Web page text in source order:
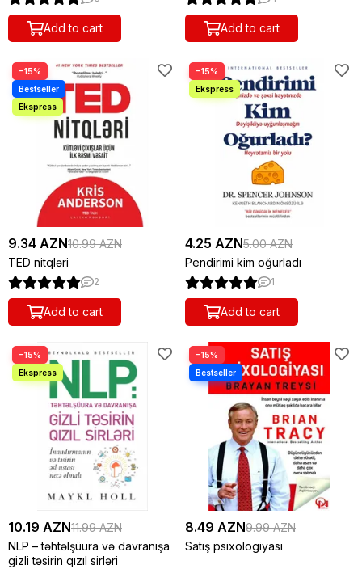
Add to cart Add to cart
−15%
9.34 AZN10.99 AZN
TED nitqləri
2
Add to cart
−15%
4.25 AZN5.00 AZN
Pendirimi kim oğurladı
1
Add to cart
−15%
10.19 AZN11.99 AZN
NLP – təhtəlşüura və davranışa
gizli təsirin qızıl sirləri
−15%
8.49 AZN9.99 AZN
Satış psixologiyası